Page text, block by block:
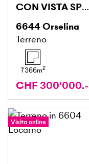
CON VISTA SPETTACOLARE
6644Orselina
Terreno
1'366m2
CHF 300'000.-
Visita online